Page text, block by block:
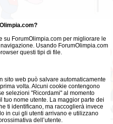
su ForumOlimpia.com per migliorare le
Usando ForumOlimpia.com
questi tipi di file.
sito web può salvare automaticamente
volta. Alcuni cookie contengono
selezioni "Ricordami" al momento
tuo nome utente. La maggior parte dei
ti identificano, ma raccoglierà invece
in cui gli utenti arrivano e utilizzano
dell’utente.